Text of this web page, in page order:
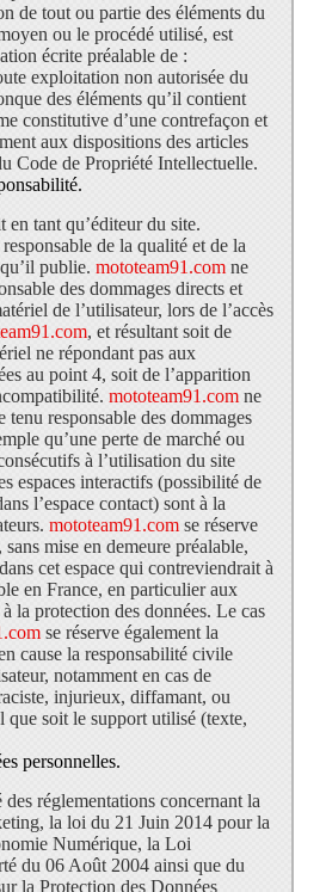
de tout ou partie des éléments du
ou le procédé utilisé, est
écrite préalable de :
exploitation non autorisée du
des éléments qu’il contient
constitutive d’une contrefaçon et
aux dispositions des articles
Code de Propriété Intellectuelle.
en tant qu’éditeur du site.
de la qualité et de la
publie. mototeam91.comne
des dommages directs et
de l’utilisateur, lors de l’accès
, et résultant soit de
ne répondant pas aux
au point 4, soit de l’apparition
mototeam91.comne
tenu responsable des dommages
qu’une perte de marché ou
à l’utilisation du site
espaces interactifs (possibilité de
l’espace contact) sont à la
mototeam91.comse réserve
mise en demeure préalable,
cet espace qui contreviendrait à
en France, en particulier aux
la protection des données. Le cas
se réserve également la
cause la responsabilité civile
notamment en cas de
injurieux, diffamant, ou
que soit le support utilisé (texte,
personnelles.
réglementations concernant la
la loi du 21 Juin 2014 pour la
Numérique, la Loi
du 06 Août 2004 ainsi que du
la Protection des Données